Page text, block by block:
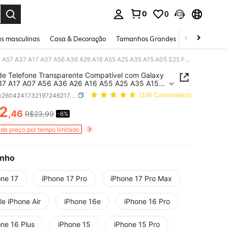
0 0
masculinas Casa & Decoração Tamanhos Grandes Joias e
Capa de Telefone Transparente Compatível com Galaxy A57 A37 A17 A07 A56 A36 A26 A16 A55 A25 A35 A15 A05 S25 FE S26 Ultra S24 S23 S22 S21 Plus, com Cantos Protetores à Prova de Choque, Capa Protetora Transparente Ultra Fina
Telefone Transparente Compatível com Galaxy
A17 A07 A56 A36 A26 A16 A55 A25 A35 A15
FE S26 Ultra S24 S23 S22 S21 Plus, com
Protetores à Prova de Choque, Capa Protetora
Ultra Fina
SKU: sw260424173219724621756 (100 Comentários)
AND AVAILABILITY
,46 R$23,99 -6%
preço por tempo limitado
17 iPhone 17 Pro iPhone 17 Pro Max
iPhone Air iPhone 16e iPhone 16 Pro
16 Plus iPhone 15 iPhone 15 Pro